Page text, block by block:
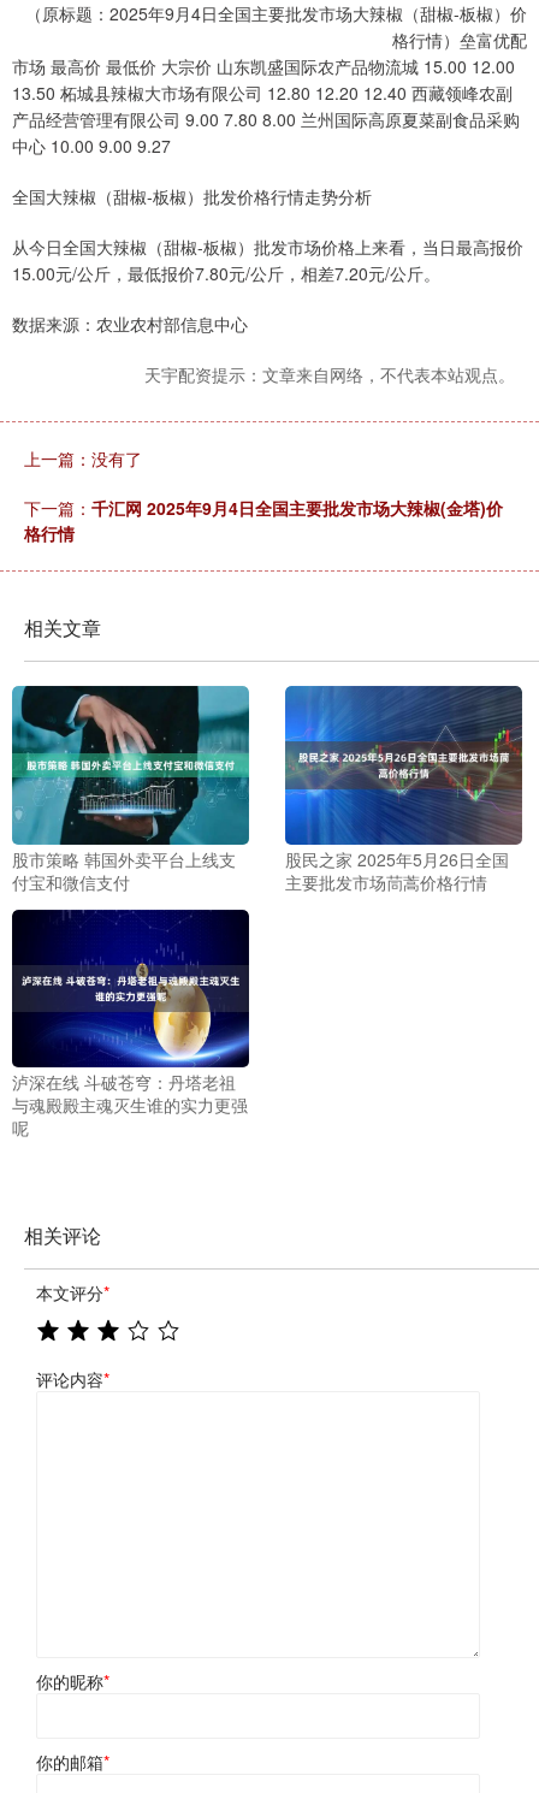
（原标题：2025年9月4日全国主要批发市场大辣椒（甜椒-板椒）价
格行情）垒富优配
市场 最高价 最低价 大宗价 山东凯盛国际农产品物流城 15.00 12.00
13.50 柘城县辣椒大市场有限公司 12.80 12.20 12.40 西藏领峰农副
产品经营管理有限公司 9.00 7.80 8.00 兰州国际高原夏菜副食品采购
中心 10.00 9.00 9.27
全国大辣椒（甜椒-板椒）批发价格行情走势分析
从今日全国大辣椒（甜椒-板椒）批发市场价格上来看，当日最高报价
15.00元/公斤，最低报价7.80元/公斤，相差7.20元/公斤。
数据来源：农业农村部信息中心
天宇配资提示：文章来自网络，不代表本站观点。
上一篇：没有了
下一篇： 千汇网 2025年9月4日全国主要批发市场大辣椒(金塔)价
格行情
相关文章
股市策略 韩国外卖平台上线支
付宝和微信支付
股民之家 2025年5月26日全国
主要批发市场茼蒿价格行情
泸深在线 斗破苍穹：丹塔老祖
与魂殿殿主魂灭生谁的实力更强
呢
相关评论
本文评分*
评论内容*
你的昵称*
你的邮箱*